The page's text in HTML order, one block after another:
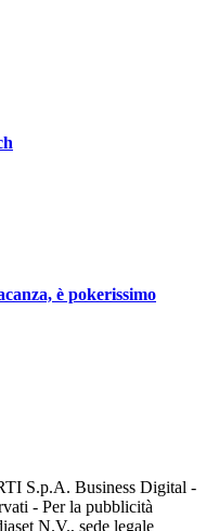
è pokerissimo
S.p.A. Business Digital -
- Per la pubblicità
N.V., sede legale